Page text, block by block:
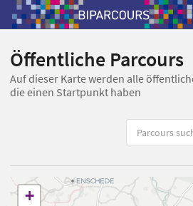
Öffentliche Parcours
Auf dieser Karte werden alle
die einen Startpunkt haben
+